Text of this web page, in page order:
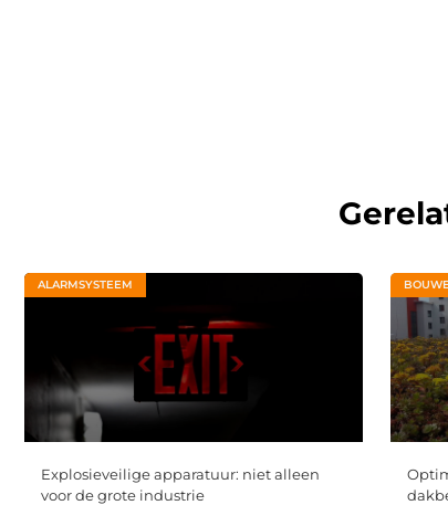
ALARMSYSTEEM
Explosieveilige apparatuur: niet alleen
voor de grote industrie